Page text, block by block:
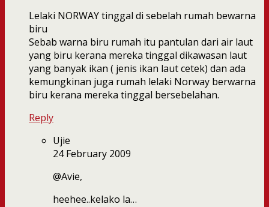
Lelaki NORWAY tinggal di sebelah rumah bewarna
biru
Sebab warna biru rumah itu pantulan dari air laut
yang biru kerana mereka tinggal dikawasan laut
yang banyak ikan ( jenis ikan laut cetek) dan ada
kemungkinan juga rumah lelaki Norway berwarna
biru kerana mereka tinggal bersebelahan.
Reply
Ujie
24 February 2009
@Avie,
heehee..kelako la…